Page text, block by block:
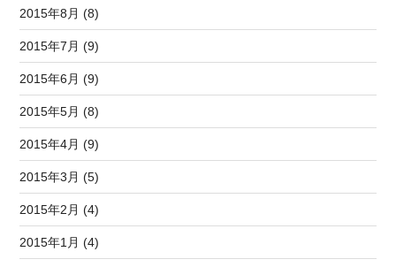
2015年8月 (8)
2015年7月 (9)
2015年6月 (9)
2015年5月 (8)
2015年4月 (9)
2015年3月 (5)
2015年2月 (4)
2015年1月 (4)